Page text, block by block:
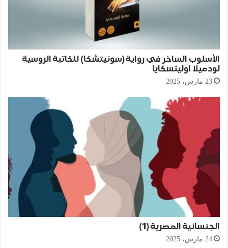
الأسلوب الساخر في رواية (سونيتشكا) للكاتبة الروسية
لودميلا اوليتسكايا
23 مارس، 2025
الجنسانية المصرية (1)
24 مارس، 2025